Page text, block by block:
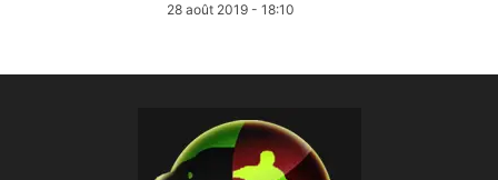
28 août 2019 - 18:10